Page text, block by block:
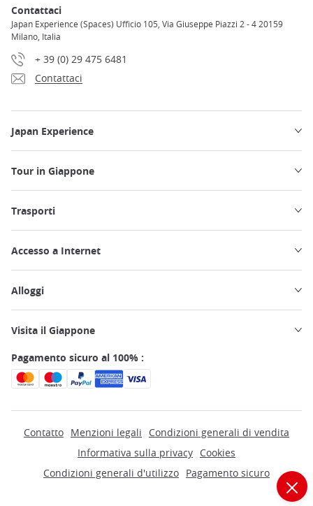
Contattaci
Japan Experience (Spaces) Ufficio 105, Via Giuseppe Piazzi 2 - 4 20159
Milano, Italia
+ 39 (0) 29 475 6481
Contattaci
Japan Experience
Tour in Giappone
Trasporti
Accesso a Internet
Alloggi
Visita il Giappone
Pagamento sicuro al 100% :
Contatto Menzioni legali
Condizioni generali di vendita
Informativa sulla privacy Cookies
Condizioni generali d'utilizzo Pagamento sicuro